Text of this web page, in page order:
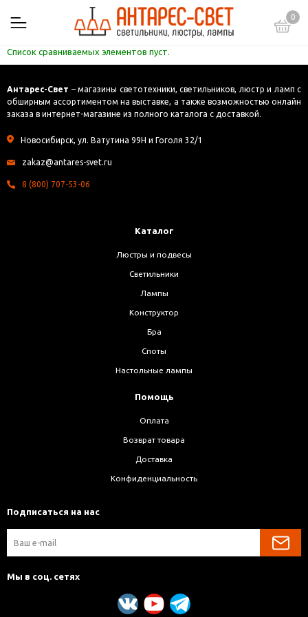
0
Список сравниваемых элементов пуст.
Антарес-Свет – магазины светотехники, светильников, люстр и ламп с
обширным ассортиментом на выставке, а также возможностью онлайн
заказа в интернет-магазине из полного каталога с доставкой.
Новосибирск, ул. Ватутина 99Н и Гоголя 32/1
zakaz@antares-svet.ru
8 (800) 707-53-06
Каталог
Люстры и подвесы
Светильники
Лампы
Конструктор
Бра
Споты
Настольные лампы
Помощь
Оплата
Возврат товара
Доставка
Конфиденциальность
Подписаться на нас
Мы в соц. сетях